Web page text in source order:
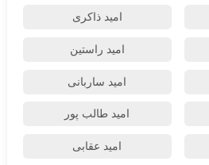
امید ذاکری
امید راستین
امید ساربانی
امید طالب پور
امید عقابی